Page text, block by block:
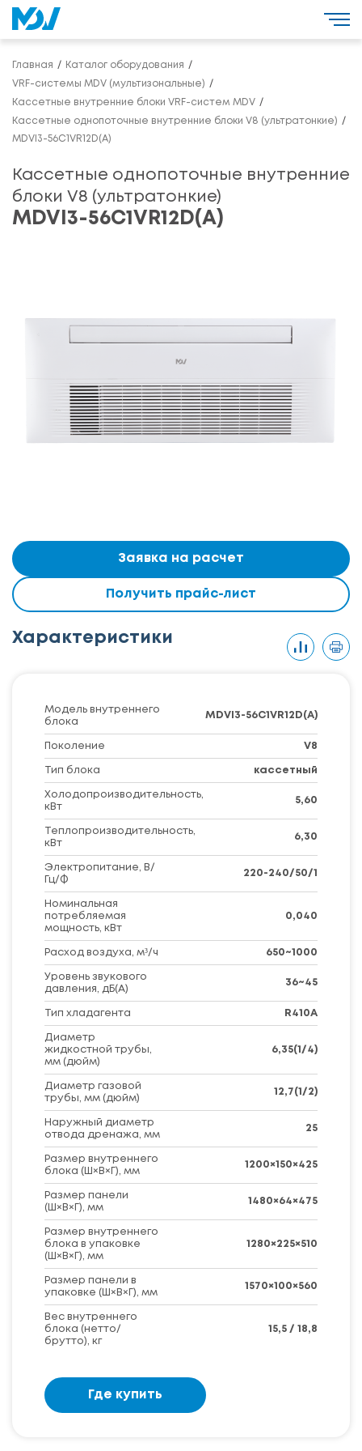
Главная Каталог оборудования
VRF-системы MDV (мультизональные)
Кассетные внутренние блоки VRF-систем MDV
Кассетные однопоточные внутренние блоки V8 (ультратонкие)
MDVI3-56C1VR12D(A)
Кассетные однопоточные внутренние
блоки V8 (ультратонкие)
MDVI3-56C1VR12D(A)
Заявка на расчет
Получить прайс-лист
Характеристики
Модель внутреннего
блока
MDVI3-56C1VR12D(A)
Поколение V8
Тип блока кассетный
Холодопроизводительность,
кВт
5,60
Теплопроизводительность,
кВт
6,30
Электропитание, В/
Гц/Ф
220-240/50/1
Номинальная
потребляемая
мощность, кВт
0,040
Расход воздуха, м³/ч 650~1000
Уровень звукового
давления, дБ(А)
36~45
Тип хладагента R410A
Диаметр
жидкостной трубы,
мм (дюйм)
6,35(1/4)
Диаметр газовой
трубы, мм (дюйм)
12,7(1/2)
Наружный диаметр
отвода дренажа, мм
25
Размер внутреннего
блока (Ш×В×Г), мм
1200×150×425
Размер панели
(Ш×В×Г), мм
1480×64×475
Размер внутреннего
блока в упаковке
(Ш×В×Г), мм
1280×225×510
Размер панели в
упаковке (Ш×В×Г), мм
1570×100×560
Вес внутреннего
блока (нетто/
брутто), кг
15,5 / 18,8
Где купить